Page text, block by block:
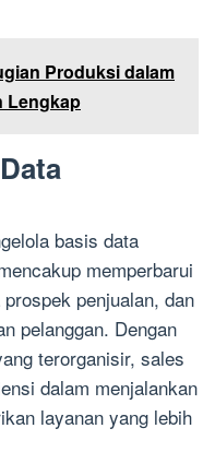
Produksi dalam
Lengkap
basis data
memperbarui
penjualan, dan
pelanggan. Dengan
terorganisir, sales
dalam menjalankan
layanan yang lebih